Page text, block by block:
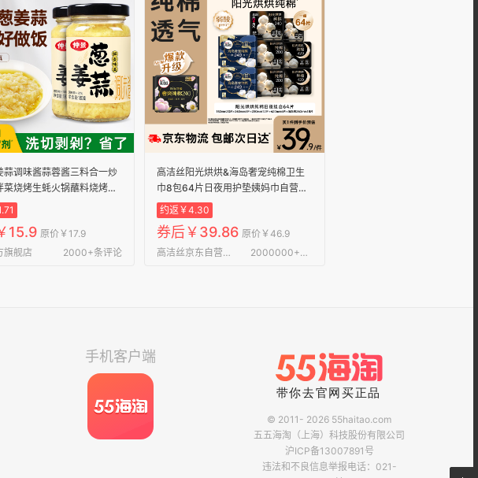
蒜调味酱蒜蓉酱三料合一炒
菜烧烤生蚝火锅蘸料烧烤酱
酱 180gx2瓶
15.9 原价￥17.9
旗舰店
2000+条评论
高洁丝阳光烘烘&海岛奢宠纯棉卫生
巾8包64片日夜用护垫姨妈巾自营轻
薄
约返￥4.30
券后￥39.86 原价￥46.9
高洁丝京东自营旗舰店
2000000+条评论
手机客户端
© 2011- 2026 55haitao.com
五五海淘（上海）科技股份有限公司
沪ICP备13007891号
违法和不良信息举报电话：021-